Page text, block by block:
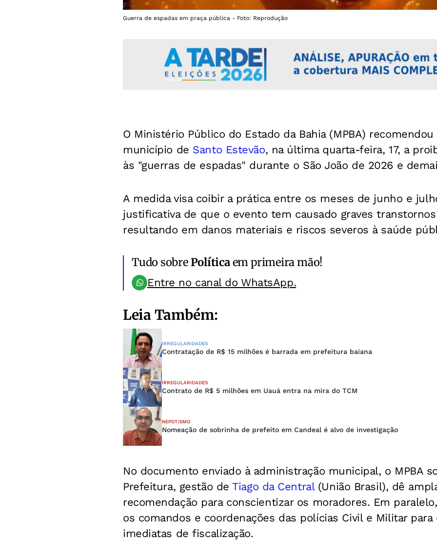
Guerra de espadas em praça pública - Foto: Reprodução
O Ministério Público do Estado da Bahia (MPBA)
município de Santo Estevão, na última quarta-feira, 17, a
às "guerras de espadas" durante o São João de 2026 e
A medida visa coibir a prática entre os meses de junho e
justificativa de que o evento tem causado graves
resultando em danos materiais e riscos severos à saúde
Tudo sobrePolíticaem primeira mão!
Entre no canal do WhatsApp.
Leia Também:
IRREGULARIDADES
Contratação de R$ 15 milhões é barrada em prefeitura baiana
IRREGULARIDADES
Contrato de R$ 5 milhões em Uauá entra na mira do TCM
NEPOTISMO
Nomeação de sobrinha de prefeito em Candeal é alvo de investigação
No documento enviado à administração municipal, o MPBA
Prefeitura, gestão deTiago da Central (União Brasil), dê
recomendação para conscientizar os moradores. Em
os comandos e coordenações das polícias Civil e Militar
imediatas de fiscalização.